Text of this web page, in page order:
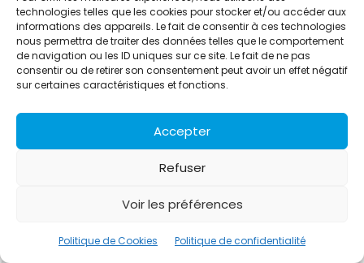
technologies telles que les cookies pour stocker et/ou accéder aux
informations des appareils. Le fait de consentir à ces technologies
nous permettra de traiter des données telles que le comportement
de navigation ou les ID uniques sur ce site. Le fait de ne pas
consentir ou de retirer son consentement peut avoir un effet négatif
sur certaines caractéristiques et fonctions.
Accepter
Refuser
Voir les préférences
Politique de Cookies Politique de confidentialité
© Copyright - Alternative Média2026
Clients
Contact International
Références
Politique de confidentialité
Politique de Cookies